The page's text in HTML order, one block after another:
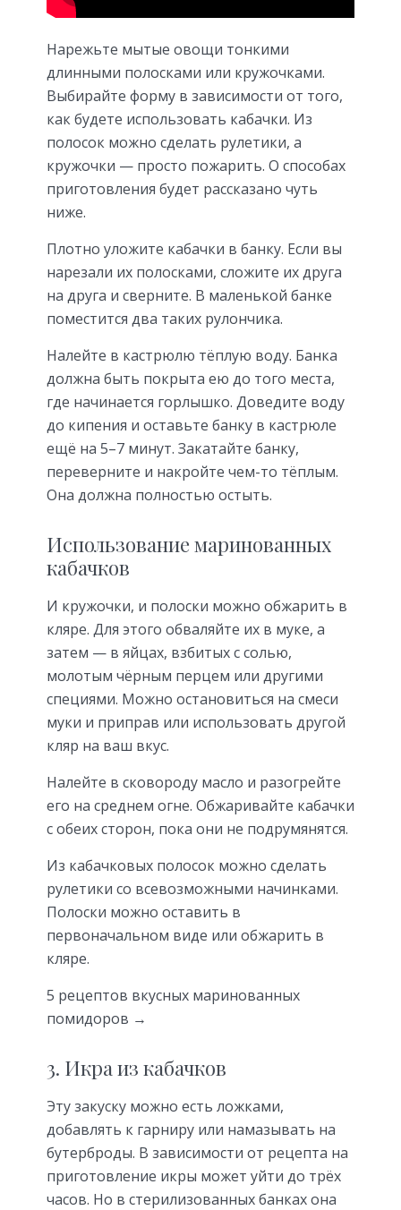
Нарежьте мытые овощи тонкими
длинными полосками или кружочками.
Выбирайте форму в зависимости от того,
как будете использовать кабачки. Из
полосок можно сделать рулетики, а
кружочки — просто пожарить. О способах
приготовления будет рассказано чуть
ниже.
Плотно уложите кабачки в банку. Если вы
нарезали их полосками, сложите их друга
на друга и сверните. В маленькой банке
поместится два таких рулончика.
Налейте в кастрюлю тёплую воду. Банка
должна быть покрыта ею до того места,
где начинается горлышко. Доведите воду
до кипения и оставьте банку в кастрюле
ещё на 5–7 минут. Закатайте банку,
переверните и накройте чем-то тёплым.
Она должна полностью остыть.
Использование маринованных
кабачков
И кружочки, и полоски можно обжарить в
кляре. Для этого обваляйте их в муке, а
затем — в яйцах, взбитых с солью,
молотым чёрным перцем или другими
специями. Можно остановиться на смеси
муки и приправ или использовать другой
кляр на ваш вкус.
Налейте в сковороду масло и разогрейте
его на среднем огне. Обжаривайте кабачки
с обеих сторон, пока они не подрумянятся.
Из кабачковых полосок можно сделать
рулетики со всевозможными начинками.
Полоски можно оставить в
первоначальном виде или обжарить в
кляре.
5 рецептов вкусных маринованных
помидоров →
3. Икра из кабачков
Эту закуску можно есть ложками,
добавлять к гарниру или намазывать на
бутерброды. В зависимости от рецепта на
приготовление икры может уйти до трёх
часов. Но в стерилизованных банках она